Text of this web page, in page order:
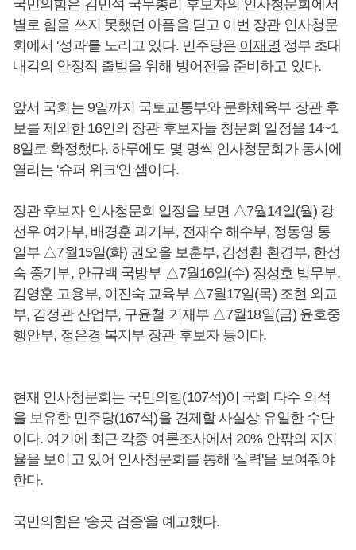
국민의힘은 김민석 국무총리 후보자의 인사청문회에서
별로 힘을 쓰지 못했던 아픔을 딛고 이번 장관 인사청문
회에서 '성과'를 노리고 있다. 민주당은 이재명 정부 초대
내각의 안정적 출범을 위해 방어전을 준비하고 있다.
앞서 국회는 9일까지 국토교통부와 문화체육부 장관 후
보를 제외한 16인의 장관 후보자들 청문회 일정을 14~1
8일로 확정했다. 하루에도 몇 명씩 인사청문회가 동시에
열리는 '슈퍼 위크'인 셈이다.
장관 후보자 인사청문회 일정을 보면 △7월14일(월) 강
선우 여가부, 배경훈 과기부, 전재수 해수부, 정동영 통
일부 △7월15일(화) 권오을 보훈부, 김성환 환경부, 한성
숙 중기부, 안규백 국방부 △7월16일(수) 정성호 법무부,
김영훈 고용부, 이진숙 교육부 △7월17일(목) 조현 외교
부, 김정관 산업부, 구윤철 기재부 △7월18일(금) 윤호중
행안부, 정은경 복지부 장관 후보자 등이다.
현재 인사청문회는 국민의힘(107석)이 국회 다수 의석
을 보유한 민주당(167석)을 견제할 사실상 유일한 수단
이다. 여기에 최근 각종 여론조사에서 20% 안팎의 지지
율을 보이고 있어 인사청문회를 통해 '실력'을 보여줘야
한다.
국민의힘은 '송곳 검증'을 예고했다.